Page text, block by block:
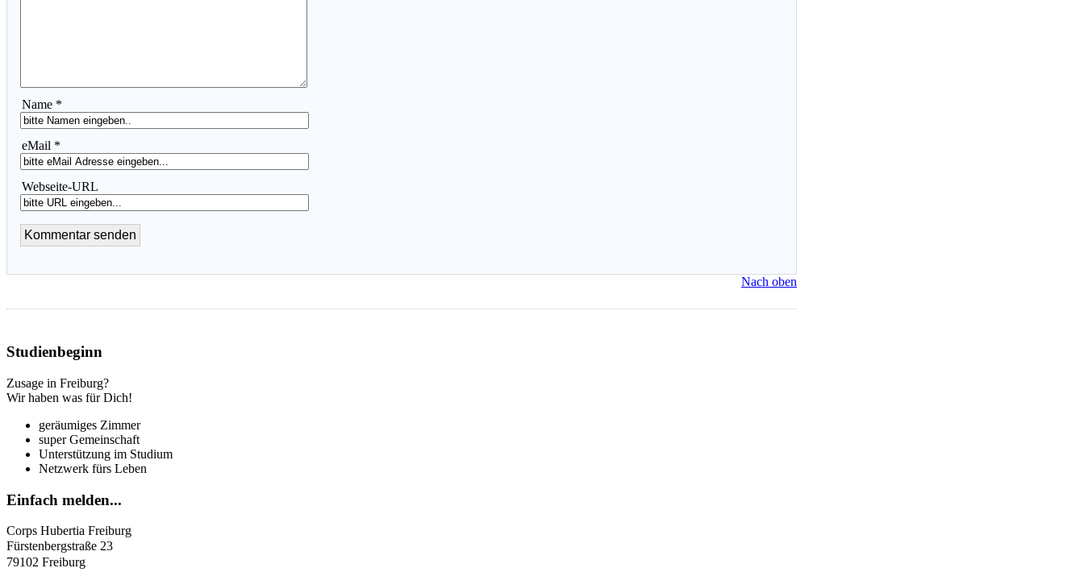
Name *
eMail *
Webseite-URL
Nach oben
Studienbeginn
Zusage in Freiburg?
Wir haben was für Dich!
geräumiges Zimmer
super Gemeinschaft
Unterstützung im Studium
Netzwerk fürs Leben
Einfach melden...
Corps Hubertia Freiburg
Fürstenbergstraße 23
79102 Freiburg